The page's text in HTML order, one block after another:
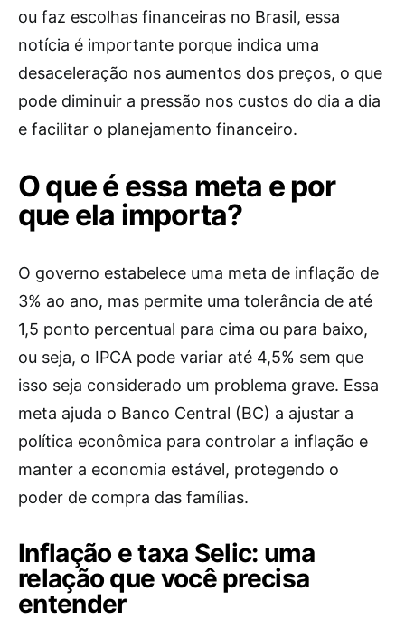
ou faz escolhas financeiras no Brasil, essa
notícia é importante porque indica uma
desaceleração nos aumentos dos preços, o que
pode diminuir a pressão nos custos do dia a dia
e facilitar o planejamento financeiro.
O que é essa meta e por
que ela importa?
O governo estabelece uma meta de inflação de
3% ao ano, mas permite uma tolerância de até
1,5 ponto percentual para cima ou para baixo,
ou seja, o IPCA pode variar até 4,5% sem que
isso seja considerado um problema grave. Essa
meta ajuda o Banco Central (BC) a ajustar a
política econômica para controlar a inflação e
manter a economia estável, protegendo o
poder de compra das famílias.
Inflação e taxa Selic: uma
relação que você precisa
entender